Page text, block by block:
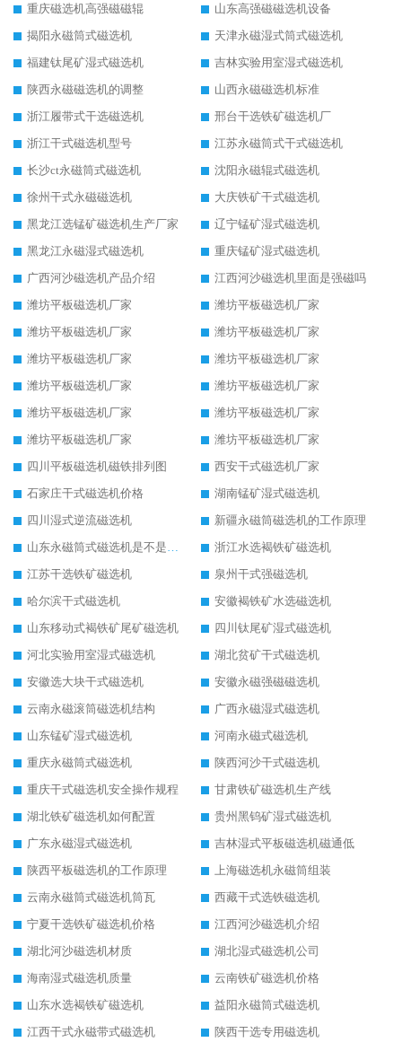
重庆磁选机高强磁磁辊
山东高强磁磁选机设备
揭阳永磁筒式磁选机
天津永磁湿式筒式磁选机
福建钛尾矿湿式磁选机
吉林实验用室湿式磁选机
陕西永磁磁选机的调整
山西永磁磁选机标准
浙江履带式干选磁选机
邢台干选铁矿磁选机厂
浙江干式磁选机型号
江苏永磁筒式干式磁选机
长沙ct永磁筒式磁选机
沈阳永磁辊式磁选机
徐州干式永磁磁选机
大庆铁矿干式磁选机
黑龙江选锰矿磁选机生产厂家
辽宁锰矿湿式磁选机
黑龙江永磁湿式磁选机
重庆锰矿湿式磁选机
广西河沙磁选机产品介绍
江西河沙磁选机里面是强磁吗
潍坊平板磁选机厂家
潍坊平板磁选机厂家
潍坊平板磁选机厂家
潍坊平板磁选机厂家
潍坊平板磁选机厂家
潍坊平板磁选机厂家
潍坊平板磁选机厂家
潍坊平板磁选机厂家
潍坊平板磁选机厂家
潍坊平板磁选机厂家
潍坊平板磁选机厂家
潍坊平板磁选机厂家
四川平板磁选机磁铁排列图
西安干式磁选机厂家
石家庄干式磁选机价格
湖南锰矿湿式磁选机
四川湿式逆流磁选机
新疆永磁筒磁选机的工作原理
山东永磁筒式磁选机是不是强磁
浙江水选褐铁矿磁选机
江苏干选铁矿磁选机
泉州干式强磁选机
哈尔滨干式磁选机
安徽褐铁矿水选磁选机
山东移动式褐铁矿尾矿磁选机
四川钛尾矿湿式磁选机
河北实验用室湿式磁选机
湖北贫矿干式磁选机
安徽选大块干式磁选机
安徽永磁强磁磁选机
云南永磁滚筒磁选机结构
广西永磁湿式磁选机
山东锰矿湿式磁选机
河南永磁式磁选机
重庆永磁筒式磁选机
陕西河沙干式磁选机
重庆干式磁选机安全操作规程
甘肃铁矿磁选机生产线
湖北铁矿磁选机如何配置
贵州黑钨矿湿式磁选机
广东永磁湿式磁选机
吉林湿式平板磁选机磁通低
陕西平板磁选机的工作原理
上海磁选机永磁筒组装
云南永磁筒式磁选机筒瓦
西藏干式选铁磁选机
宁夏干选铁矿磁选机价格
江西河沙磁选机介绍
湖北河沙磁选机材质
湖北湿式磁选机公司
海南湿式磁选机质量
云南铁矿磁选机价格
山东水选褐铁矿磁选机
益阳永磁筒式磁选机
江西干式永磁带式磁选机
陕西干选专用磁选机